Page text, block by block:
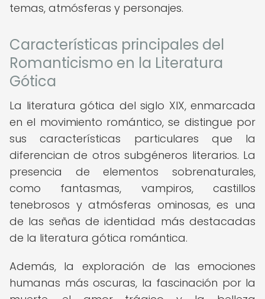
temas, atmósferas y personajes.
Características principales del
Romanticismo en la Literatura
Gótica
La literatura gótica del siglo XIX, enmarcada
en el movimiento romántico, se distingue por
sus características particulares que la
diferencian de otros subgéneros literarios. La
presencia de elementos sobrenaturales,
como fantasmas, vampiros, castillos
tenebrosos y atmósferas ominosas, es una
de las señas de identidad más destacadas
de la literatura gótica romántica.
Además, la exploración de las emociones
humanas más oscuras, la fascinación por la